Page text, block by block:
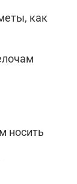
как
носить